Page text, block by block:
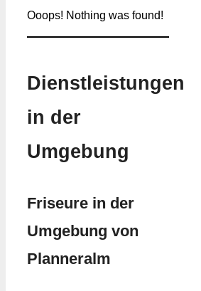
Ooops! Nothing was found!
Dienstleistungen
in der
Umgebung
Friseure in der
Umgebung von
Planneralm